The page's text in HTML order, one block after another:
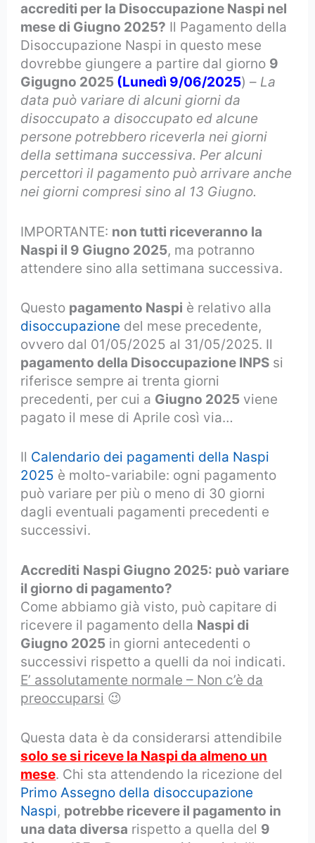
accrediti per la Disoccupazione Naspi nel
mese di Giugno 2025? Il Pagamento della
Disoccupazione Naspi in questo mese
dovrebbe giungere a partire dal giorno 9
Gigugno 2025 (Lunedì 9/06/2025) – La
data può variare di alcuni giorni da
disoccupato a disoccupato ed alcune
persone potrebbero riceverla nei giorni
della settimana successiva. Per alcuni
percettori il pagamento può arrivare anche
nei giorni compresi sino al 13 Giugno.
IMPORTANTE: non tutti riceveranno la
Naspi il 9 Giugno 2025, ma potranno
attendere sino alla settimana successiva.
Questo pagamento Naspi è relativo alla
disoccupazione del mese precedente,
ovvero dal 01/05/2025 al 31/05/2025. Il
pagamento della Disoccupazione INPS si
riferisce sempre ai trenta giorni
precedenti, per cui a Giugno 2025 viene
pagato il mese di Aprile così via…
Il Calendario dei pagamenti della Naspi
2025 è molto-variabile: ogni pagamento
può variare per più o meno di 30 giorni
dagli eventuali pagamenti precedenti e
successivi.
Accrediti Naspi Giugno 2025: può variare
il giorno di pagamento?
Come abbiamo già visto, può capitare di
ricevere il pagamento della Naspi di
Giugno 2025 in giorni antecedenti o
successivi rispetto a quelli da noi indicati.
E’ assolutamente normale – Non c’è da
preoccuparsi 😉
Questa data è da considerarsi attendibile
solo se si riceve la Naspi da almeno un
mese. Chi sta attendendo la ricezione del
Primo Assegno della disoccupazione
Naspi, potrebbe ricevere il pagamento in
una data diversa rispetto a quella del 9